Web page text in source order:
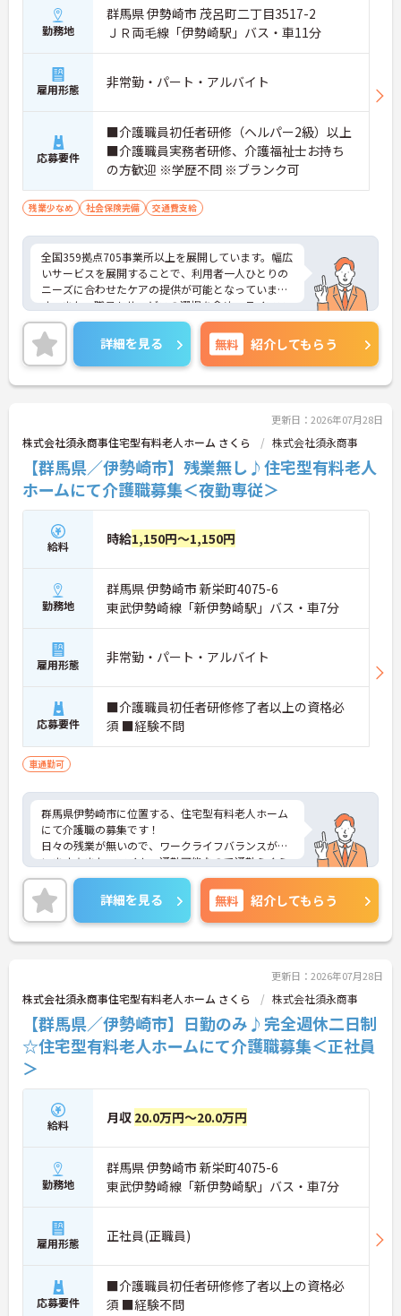
れます
【特別報酬制度で頑張りが評価につながります】
・寸志とは別に特別報酬制度が設けられているた
め、日々の努力が還元されるやりがいを感じられま
す
【自分らしいスタイルでいきいきと活躍できる環境
・髪色や髪型、ネイルなどが原則自由となっている
ため、個性を大切にしながら働くことができます
・社員一人ひとりの価値観を尊重する社風のもと
で、無理なくご自身らしく働き続けることが期待で
きます
【全国展開の安定基盤で長期的なキャリアを描けま
・全国367拠点以上を展開する大手グループの運営
により、安定した環境で長く働き続けることができ
ます
・定年は65歳で70歳までの再雇用制度が整っている
ため、長期的な視点でキャリアを築いていける安心
感があります
勤務地
群馬県 伊勢崎市 茂呂町二丁目3517-2
ＪＲ両毛線「伊勢崎駅」バス・車11分
雇用形態 非常勤・パート・アルバイト
応募要件
■介護職員初任者研修（ヘルパー2級）以上
■介護職員実務者研修、介護福祉士お持ち
の方歓迎 ※学歴不問 ※ブランク可
残業少なめ 社会保険完備 交通費支給
全国359拠点705事業所以上を展開しています。幅広
いサービスを展開することで、利用者一人ひとりの
ニーズに合わせたケアの提供が可能となっていま
す。また、職員もサービスの選択を含め、ライフス
タイルに合わせた働き方の選択肢が多くあります。
入社時研修はもちろん、サービス・職種ごとに研修
カリキュラムが整っており学び成長できる環境で
す。
ご興味のある方は面接対策ポイントなどお話致しま
詳細を見る 無料 紹介してもらう
更新日：2026年07月28日
株式会社須永商事住宅型有料老人ホーム さくら 株式会社須永商事
【群馬県／伊勢崎市】残業無し♪住宅型有料老人
ホームにて介護職募集＜夜勤専従＞
給料 時給1,150円～1,150円
勤務地
群馬県 伊勢崎市 新栄町4075-6
東武伊勢崎線「新伊勢崎駅」バス・車7分
雇用形態 非常勤・パート・アルバイト
応募要件
■介護職員初任者研修修了者以上の資格必
須 ■経験不問
車通勤可
群馬県伊勢崎市に位置する、住宅型有料老人ホーム
にて介護職の募集です！
日々の残業が無いので、ワークライフバランスが叶
います☆また、マイカー通勤可能なので通勤らくら
くです◎
ご興味のある方には、面接対策ポイントなど、さら
に詳細をお話しいたしますのでお気軽にご相談くだ
さい！
詳細を見る 無料 紹介してもらう
更新日：2026年07月28日
株式会社須永商事住宅型有料老人ホーム さくら 株式会社須永商事
【群馬県／伊勢崎市】日勤のみ♪完全週休二日制
☆住宅型有料老人ホームにて介護職募集＜正社員
＞
給料 月収 20.0万円～20.0万円
勤務地
群馬県 伊勢崎市 新栄町4075-6
東武伊勢崎線「新伊勢崎駅」バス・車7分
雇用形態 正社員(正職員)
応募要件
■介護職員初任者研修修了者以上の資格必
須 ■経験不問